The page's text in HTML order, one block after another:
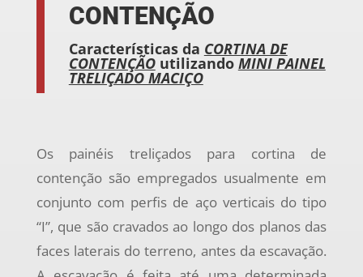
CONTENÇÃO
Características da CORTINA DE
CONTENÇÃOutilizando MINI PAINEL
TRELIÇADO MACIÇO
Os painéis treliçados para cortina de
contenção são empregados usualmente em
conjunto com perfis de aço verticais do tipo
“I”, que são cravados ao longo dos planos das
faces laterais do terreno, antes da escavação.